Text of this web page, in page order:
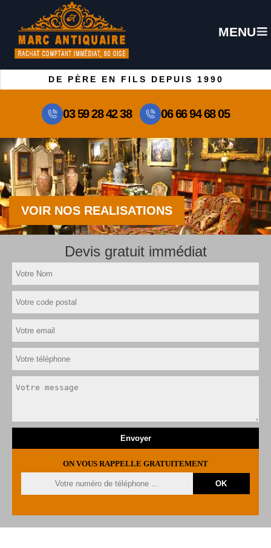
MENU
DE PÈRE EN FILS DEPUIS 1990
03 59 28 42 38 06 66 94 68 05
VOIR NOS REALISATIONS
Devis gratuit immédiat
ON VOUS RAPPELLE GRATUITEMENT